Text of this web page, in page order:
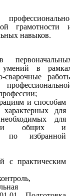
грамотности
навыков.
умений в
и способам
для
для
ими общих и
по избранной
с практическим